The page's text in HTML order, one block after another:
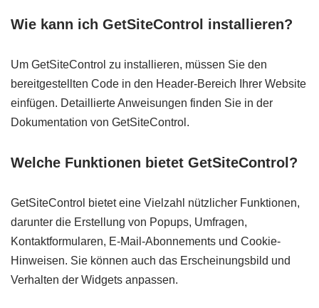
Wie kann ich GetSiteControl installieren?
Um GetSiteControl zu installieren, müssen Sie den
bereitgestellten Code in den Header-Bereich Ihrer Website
einfügen. Detaillierte Anweisungen finden Sie in der
Dokumentation von GetSiteControl.
Welche Funktionen bietet GetSiteControl?
GetSiteControl bietet eine Vielzahl nützlicher Funktionen,
darunter die Erstellung von Popups, Umfragen,
Kontaktformularen, E-Mail-Abonnements und Cookie-
Hinweisen. Sie können auch das Erscheinungsbild und
Verhalten der Widgets anpassen.